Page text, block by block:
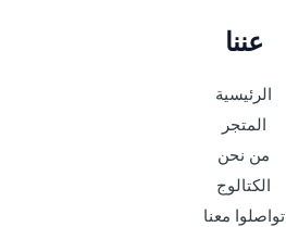
عننا
الرئيسية
المتجر
من نحن
الكتالوج
تواصلوا معنا